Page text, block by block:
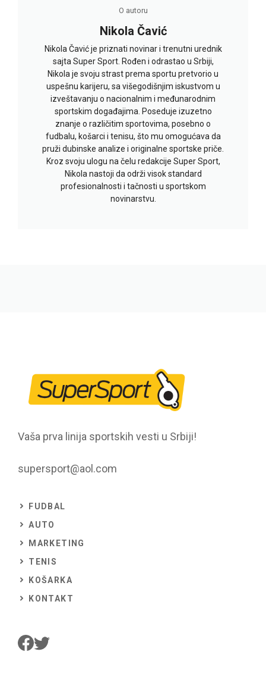
O autoru
Nikola Čavić
Nikola Čavić je priznati novinar i trenutni urednik
sajta Super Sport. Rođen i odrastao u Srbiji,
Nikola je svoju strast prema sportu pretvorio u
uspešnu karijeru, sa višegodišnjim iskustvom u
izveštavanju o nacionalnim i međunarodnim
sportskim događajima. Poseduje izuzetno
znanje o različitim sportovima, posebno o
fudbalu, košarci i tenisu, što mu omogućava da
pruži dubinske analize i originalne sportske priče.
Kroz svoju ulogu na čelu redakcije Super Sport,
Nikola nastoji da održi visok standard
profesionalnosti i tačnosti u sportskom
novinarstvu.
Vaša prva linija sportskih vesti u Srbiji!
supersport@aol.com
FUDBAL
AUTO
MARKETING
TENIS
KOŠARKA
KONTAKT